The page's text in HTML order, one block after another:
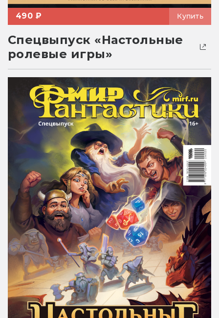
490 ₽ Купить
Спецвыпуск «Настольные
ролевые игры»